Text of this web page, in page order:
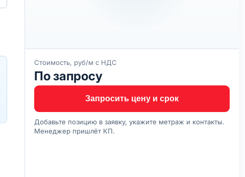
Стоимость, руб/м с НДС
По запросу
Запросить цену и срок
Добавьте позицию в заявку, укажите метраж и контакты.
Менеджер пришлёт КП.